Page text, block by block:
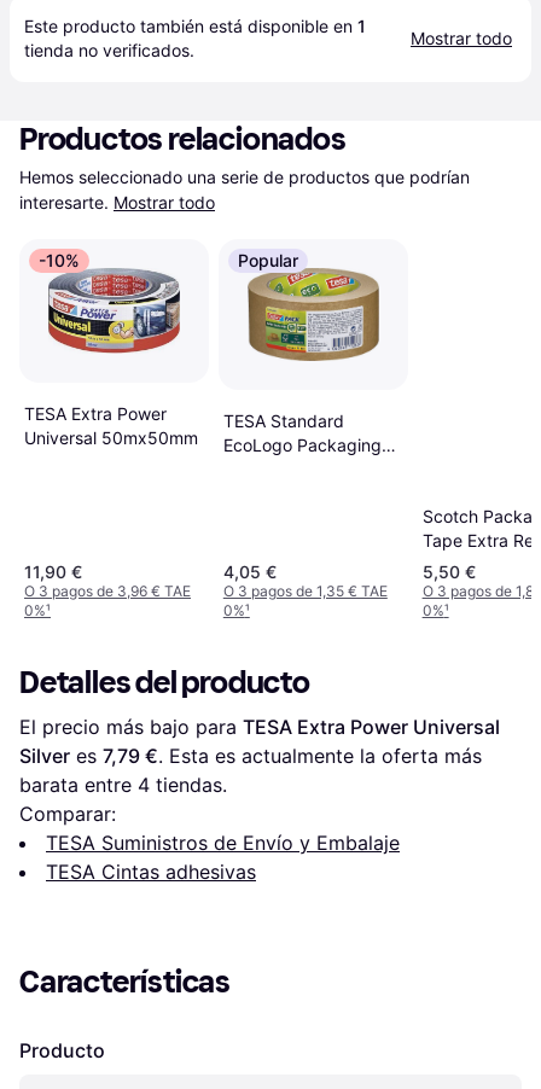
Este producto también está disponible en 1
tienda no verificados.
Mostrar todo
Productos relacionados
Hemos seleccionado una serie de productos que podrían
interesarte. Mostrar todo
-10%
TESA Extra Power
Universal 50mx50mm
11,90 €
O 3 pagos de 3,96 € TAE
0%¹
Popular
TESA Standard
EcoLogo Packaging
4,05 €
O 3 pagos de 1,35 € TAE
0%¹
Scotch
Tape Extra
in Hand
48mmx20m
5,50 €
O 3 pagos de
0%¹
Detalles del producto
El precio más bajo para TESA Extra Power Universal
Silver es 7,79 €. Esta es actualmente la oferta más
barata entre 4 tiendas.
Comparar:
TESA Suministros de Envío y Embalaje
TESA Cintas adhesivas
Características
Producto